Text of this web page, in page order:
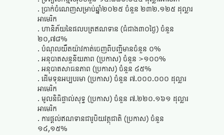
. ប្រាក់ចំណេញសម្រាប់ឆ្នាំ២០២៥ ចំនួន ២៣២.១២៥ ដុល្លារ
អាមេរិក
. ហានិភ័យនៃផលបត្រឥណទាន (ធំជាង៣០ថ្ងៃ) ចំនួន
២០,៧៨%
. បំណុលយឺតយ៉ាវកាត់ចេញពីបញ្ជីមានចំនួន ០%
. អនុបាតសន្ទនីយភាព (ប្រកាស) ចំនួន >១០០%
. អនុបាតសាធនភាព (ប្រកាស) ចំនួន ៤៥%
. ដើមទុនអប្បបរមា (ប្រកាស) ចំនួន ៧.០០០.០០០ ដុល្លារ
អាមេរិក
. មូលនិធិផ្ទាល់សុទ្ធ (ប្រកាស) ចំនួន ៧.២២០.១៦១ ដុល្លារ
អាមេរិក
. ការផ្តល់ឥណទានជារូបិយវត្ថុជាតិ (ប្រកាស) ចំនួន
១៤,១៥%